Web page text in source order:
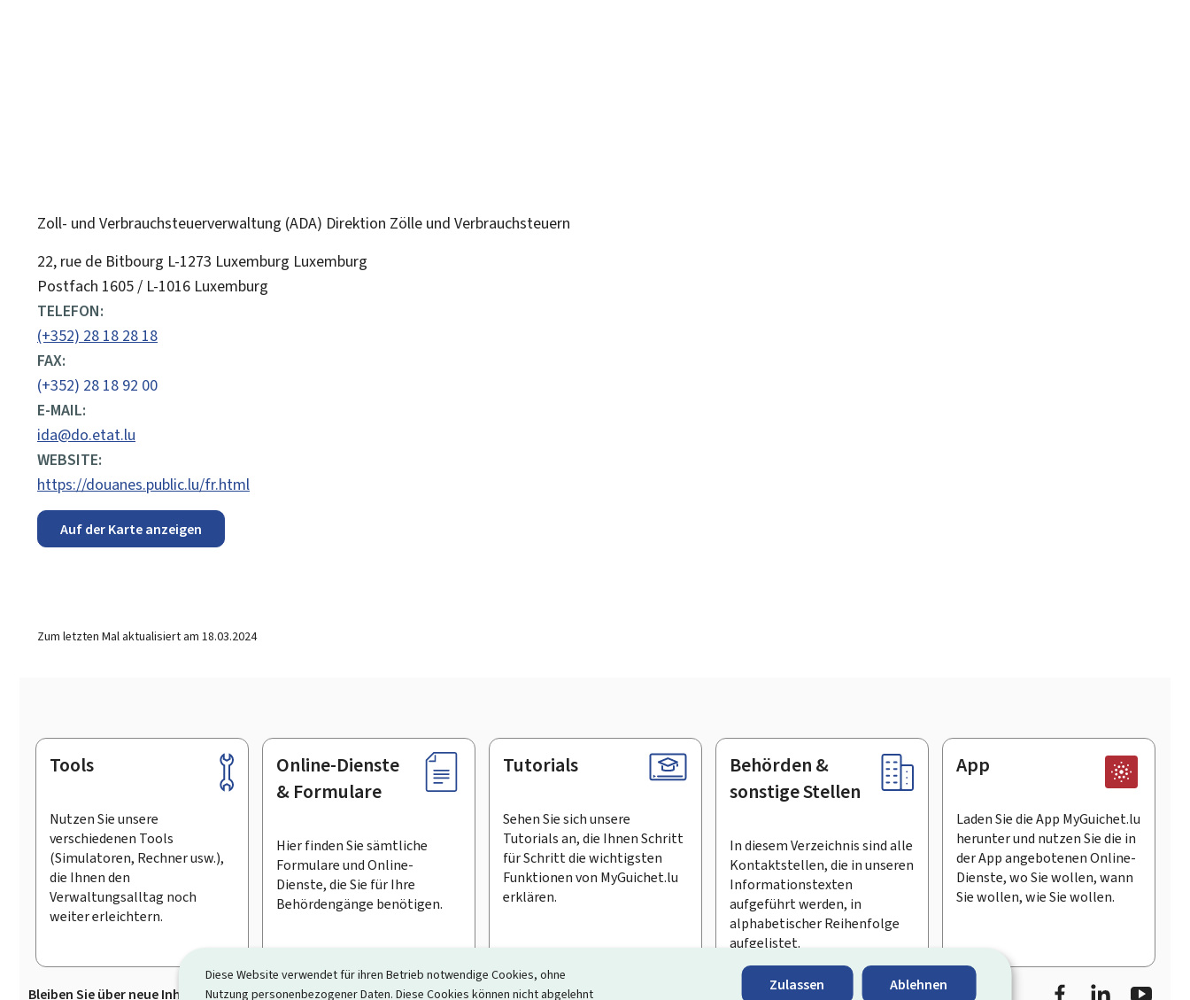
Diese Website verwendet für ihren Betrieb notwendige Cookies, ohne
Nutzung personenbezogener Daten. Diese Cookies können nicht abgelehnt
Zulassen Ablehnen
Zoll- und Verbrauchsteuerverwaltung (ADA) Direktion Zölle und Verbrauchsteuern
ADRESSE:
22, rue de Bitbourg L-1273 Luxemburg Luxemburg
Postfach 1605 / L-1016 Luxemburg
TELEFON:
(+352) 28 18 28 18
FAX:
(+352) 28 18 92 00
E-MAIL:
ida@do.etat.lu
WEBSITE:
https://douanes.public.lu/fr.html
Auf der Karte anzeigen
Zum letzten Mal aktualisiert am 18.03.2024
Footer
Tools
Nutzen Sie unsere
verschiedenen Tools
(Simulatoren, Rechner usw.),
die Ihnen den
Verwaltungsalltag noch
weiter erleichtern.
Online-Dienste
& Formulare
Hier finden Sie sämtliche
Formulare und Online-
Dienste, die Sie für Ihre
Behördengänge benötigen.
Tutorials
Sehen Sie sich unsere
Tutorials an, die Ihnen Schritt
für Schritt die wichtigsten
Funktionen von MyGuichet.lu
erklären.
Behörden &
sonstige Stellen
In diesem Verzeichnis sind alle
Kontaktstellen, die in unseren
Informationstexten
aufgeführt werden, in
alphabetischer Reihenfolge
aufgelistet.
App
Laden Sie die App MyGuichet.lu
herunter und nutzen Sie die in
der App angebotenen Online-
Dienste, wo Sie wollen, wann
Sie wollen, wie Sie wollen.
Bleiben Sie über neue Inhalte auf Guichet.lu informiert Den Newsletter abonnieren
FacebookLinkedIn